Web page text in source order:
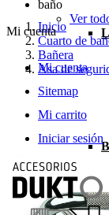
Mi cuenta
Mi cuenta
Sitemap
Mi carrito
Iniciar sesión
baño
Ver
Inicio
Cuarto de
Bañera
Asa de